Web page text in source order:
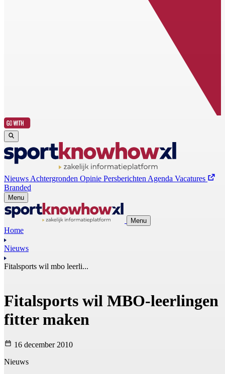
Nieuws Achtergronden Opinie Persberichten Agenda Vacatures
Branded
Menu
Menu
Home
Nieuws
Fitalsports wil mbo leerli...
Fitalsports wil MBO-leerlingen
fitter maken
16 december 2010
Nieuws